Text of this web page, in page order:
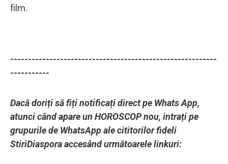
film.
----------------------------------------------------------
-----------
Dacă doriți să fiți notificați direct pe Whats App,
atunci când apare un HOROSCOP nou, intrați pe
grupurile de WhatsApp ale cititorilor fideli
StiriDiaspora accesând următoarele linkuri: